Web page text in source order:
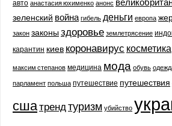
авто анастасия юхименко анонс
зеленский война гибель деньги европа
закон законыздоровье землетрясение
карантин киев коронавирус косметика
максим степанов медицина мода обувь
парламент польша путешествие путешествия
сшатрендтуризм убийство